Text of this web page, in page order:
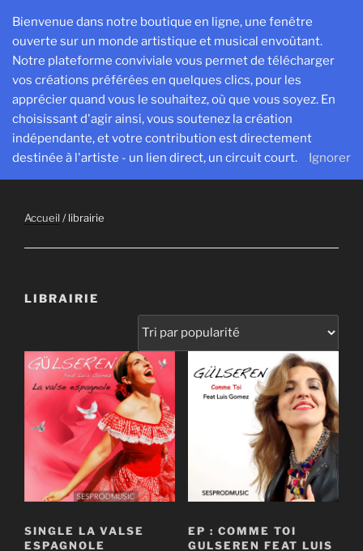
Bienvenue dans notre boutique en ligne, une fenêtre
ouverte sur un monde artistique et musical envoûtant.
Notre plateforme conviviale vous permet de télécharger
vos créations préférées en quelques clics, pour les
apprécier quand vous le souhaitez, où que vous soyez. En
choisissant d'agir ainsi, vous soutenez la création
indépendante, et votre contribution est directement
destinée à l'artiste - un lien direct, un circuit court.
Ignorer
contenu
principal
SESPROD
Créer, exister et transmettre pour avancer ensemble
Menu
Accueil / librairie
LIBRAIRIE
SINGLE LA VALSE
ESPAGNOLE
EP : COMME TOI
GULSEREN FEAT LUIS